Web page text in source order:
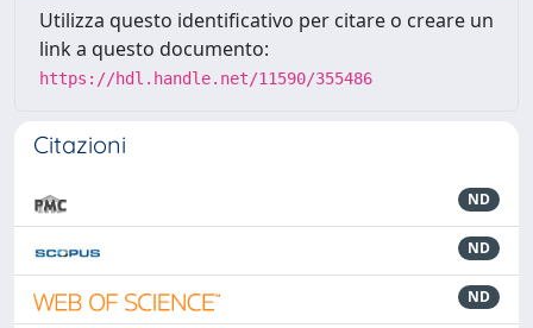
Utilizza questo identificativo per citare o creare un
link a questo documento:
https://hdl.handle.net/11590/355486
Citazioni
ND
ND
ND